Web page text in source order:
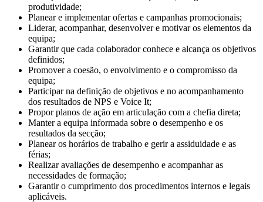
produtividade;
Planear e implementar ofertas e campanhas promocionais;
Liderar, acompanhar, desenvolver e motivar os elementos da
equipa;
Garantir que cada colaborador conhece e alcança os objetivos
definidos;
Promover a coesão, o envolvimento e o compromisso da
equipa;
Participar na definição de objetivos e no acompanhamento
dos resultados de NPS e Voice It;
Propor planos de ação em articulação com a chefia direta;
Manter a equipa informada sobre o desempenho e os
resultados da secção;
Planear os horários de trabalho e gerir a assiduidade e as
férias;
Realizar avaliações de desempenho e acompanhar as
necessidades de formação;
Garantir o cumprimento dos procedimentos internos e legais
aplicáveis.